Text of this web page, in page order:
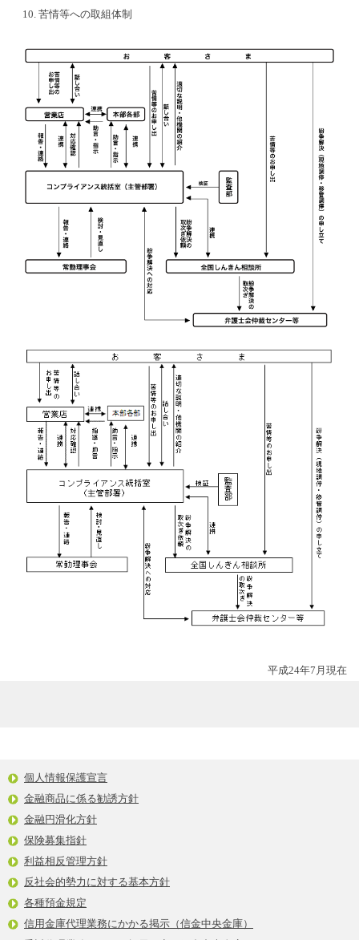
苦情等への取組体制
平成24年7月現在
個人情報保護宣言
金融商品に係る勧誘方針
金融円滑化方針
保険募集指針
利益相反管理方針
反社会的勢力に対する基本方針
各種預金規定
信用金庫代理業務にかかる掲示（信金中央金庫）